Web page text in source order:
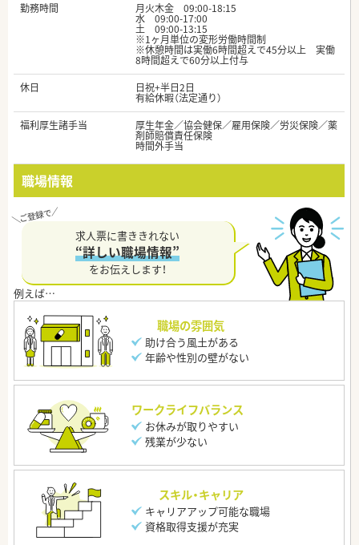
勤務時間
月火木金 09:00-18:15
水 09:00-17:00
土 09:00-13:15
※1ヶ月単位の変形労働時間制
※休憩時間は実働6時間超えで45分以上 実働
8時間超えで60分以上付与
休日
日祝+半日2日
有給休暇（法定通り）
福利厚生諸手当
厚生年金／協会健保／雇用保険／労災保険／薬
剤師賠償責任保険
時間外手当
職場情報
求人票に書ききれない
“詳しい職場情報”
をお伝えします！
職場の雰囲気
助け合う風土がある
年齢や性別の壁がない
ワークライフバランス
お休みが取りやすい
残業が少ない
スキル・キャリア
キャリアアップ可能な職場
資格取得支援が充実